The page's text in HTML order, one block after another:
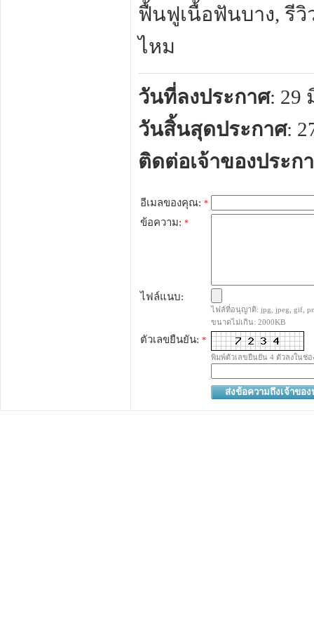
ฟื้นฟูเนื้อฟันบาง, รีวิ
ไหม
วันที่ลงประกาศ: 29
วันสิ้นสุดประกาศ:
ติดต่อเจ้าของประก
อีเมลของคุณ: *
ข้อความ: *
ไฟล์แนบ:
ไฟล์ที่อนุญาติ: jpg, jpeg, gif,
ขนาดไม่เกิน: 2000KB
ตัวเลขยืนยัน: *
พิมพ์ตัวเลขยืนยัน 4 ตัวลงในช่อ
ส่งข้อความถึงเจ้าของ